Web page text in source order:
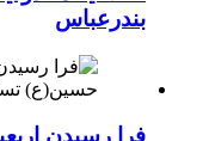
بندرعباس
فرا رسیدن